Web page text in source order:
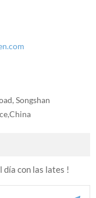
Songshan
con las lates !